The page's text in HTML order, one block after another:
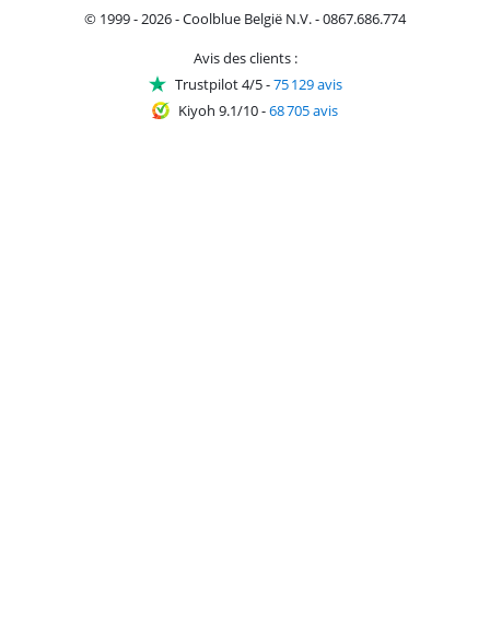
© 1999 - 2026 - Coolblue België N.V. - 0867.686.774
Avis des clients :
Trustpilot 4/5-75 129 avis
Kiyoh 9.1/10-68 705 avis